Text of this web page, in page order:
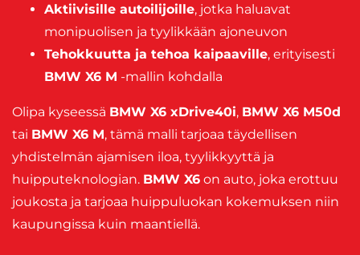
Aktiivisille autoilijoille, jotka haluavat
monipuolisen ja tyylikkään ajoneuvon
Tehokkuutta ja tehoa kaipaaville, erityisesti
BMW X6 M -mallin kohdalla
Olipa kyseessä BMW X6 xDrive40i, BMW X6 M50d
tai BMW X6 M, tämä malli tarjoaa täydellisen
yhdistelmän ajamisen iloa, tyylikkyyttä ja
huipputeknologian. BMW X6 on auto, joka erottuu
joukosta ja tarjoaa huippuluokan kokemuksen niin
kaupungissa kuin maantiellä.